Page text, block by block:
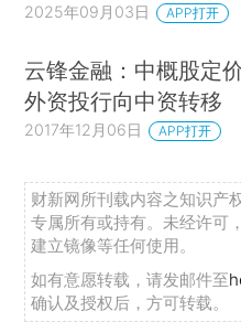
2025年09月03日 APP打开
云锋金融：中概股定
外资投行向中资转移
2017年12月06日 APP打开
财新网所刊载内容之知识产
专属所有或持有。未经许可
建立镜像等任何使用。
如有意愿转载，请发邮件至
确认及授权后，方可转载。